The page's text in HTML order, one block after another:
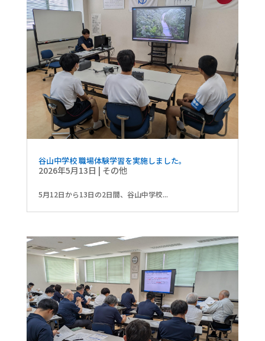
谷山中学校 職場体験学習を実施しました。
2026年5月13日 | その他
5月12日から13日の2日間、谷山中学校...